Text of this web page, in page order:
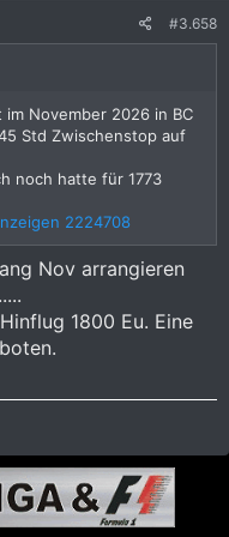
#3.658
November 2026 in BC
Std Zwischenstop auf
noch hatte für 1773
2224708
Nov arrangieren
1800 Eu. Eine